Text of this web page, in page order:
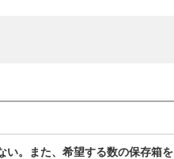
い。また、希望する数の保存箱を